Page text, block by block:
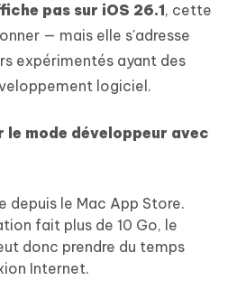
pas sur iOS 26.1, cette
— mais elle s'adresse
expérimentés ayant des
logiciel.
mode développeur avec
depuis le Mac App Store.
fait plus de 10 Go, le
donc prendre du temps
Internet.